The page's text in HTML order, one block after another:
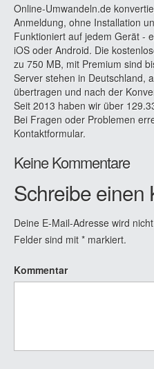
Online-Umwandeln.de
Anmeldung, ohne Installation
Funktioniert auf jedem Gerät -
iOS oder Android. Die
zu 750 MB, mit Premium sind
Server stehen in Deutschland,
übertragen und nach der
Seit 2013 haben wir über
Bei Fragen oder Problemen
Kontaktformular.
Keine Kommentare
Schreibe einen
Deine E-Mail-Adresse wird
Felder sind mit * markiert.
Kommentar